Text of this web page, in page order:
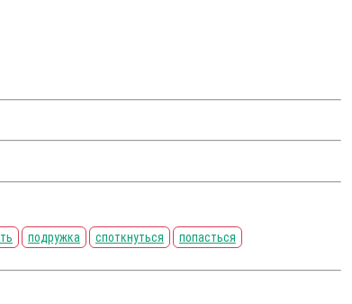
подружка споткнуться попасться